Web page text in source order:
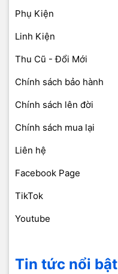
Phụ Kiện
Linh Kiện
Thu Cũ - Đổi Mới
Chính sách bảo hành
Chính sách lên đời
Chính sách mua lại
Liên hệ
Facebook Page
TikTok
Youtube
Tin tức nổi bật